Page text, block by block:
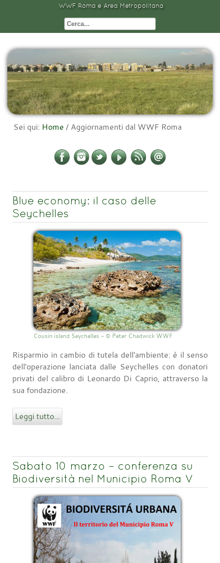
WWF Roma e Area Metropolitana
Sei qui: Home / Aggiornamenti dal WWF Roma
Blue economy: il caso delle
Seychelles
Cousin island Seychelles - © Peter Chadwick WWF
Risparmio in cambio di tutela dell'ambiente: è il senso
dell'operazione lanciata dalle Seychelles con donatori
privati del calibro di Leonardo Di Caprio, attraverso la
sua fondazione.
Leggi tutto...
Sabato 10 marzo – conferenza su
Biodiversità nel Municipio Roma V